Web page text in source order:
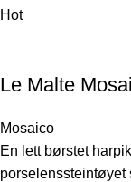
Hot
Le Malte
Mosaico
En lett børstet
porselenssteintøyet